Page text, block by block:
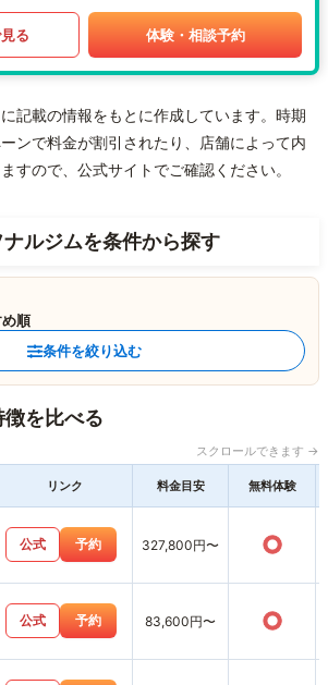
る 体験・相談予約
記載の情報をもとに作成しています。時期
ンで料金が割引されたり、店舗によって内
すので、公式サイトでご確認ください。
ルジムを条件から探す
順
条件を絞り込む
を比べる
スクロールできます →
リンク 料金目安 無料体験
公式 予約 327,800円〜 ○
公式 予約 83,600円〜 ○